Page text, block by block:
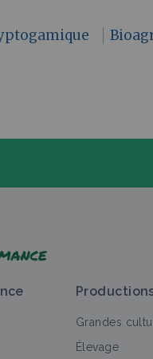
Grandes
Élevage